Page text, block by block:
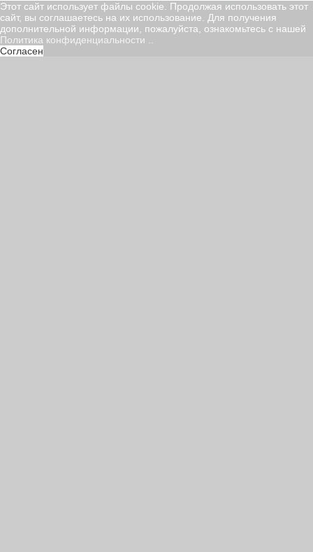
Этот сайт использует файлы cookie. Продолжая использовать этот
сайт, вы соглашаетесь на их использование. Для получения
дополнительной информации, пожалуйста, ознакомьтесь с нашей
Политика конфиденциальности
Согласен